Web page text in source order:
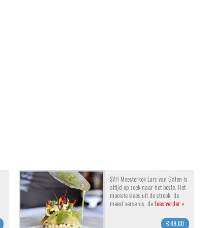
SVH Meesterkok Lars van Galen is
altijd op zoek naar het beste. Het
mooiste vlees uit de streek, de
meest verse vis, deLees verder »
€ 89,00